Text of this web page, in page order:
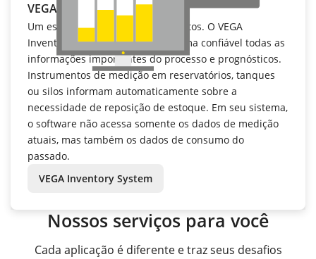
VEGA Inventory System
Um estoque mais baixo reduz custos. O VEGA
Inventory System visualiza de forma confiável todas as
informações importantes do processo e prognósticos.
Instrumentos de medição em reservatórios, tanques
ou silos informam automaticamente sobre a
necessidade de reposição de estoque. Em seu sistema,
o software não acessa somente os dados de medição
atuais, mas também os dados de consumo do
passado.
VEGA Inventory System
Nossos serviços para você
Cada aplicação é diferente e traz seus desafios